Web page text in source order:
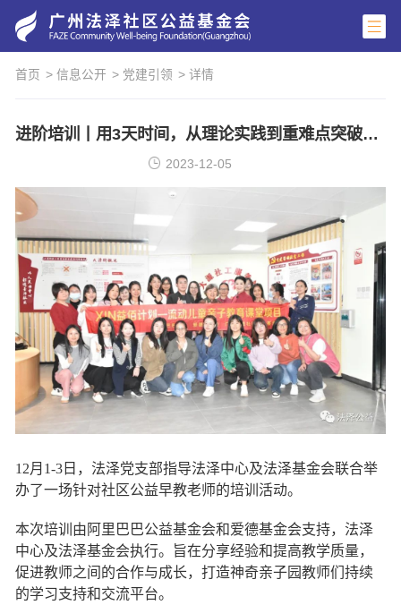
首页 > 信息公开 > 党建引领 > 详情
进阶培训丨用3天时间，从理论实践到重难点突破全方位提升
2023-12-05
12月1-3日，法泽党支部指导法泽中心及法泽基金会联合举
办了一场针对社区公益早教老师的培训活动。
本次培训由阿里巴巴公益基金会和爱德基金会支持， 法泽
中心及法泽基金会执行。旨在分享经验和提高教学质量，
促进教师之间的合作与成长，打造神奇亲子园教师们持续
的学习支持和交流平台。